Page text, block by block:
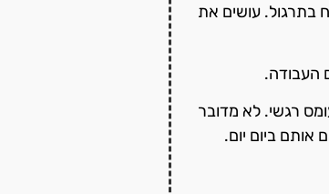
בתרגול. עושים את
העבודה.
רגשי. לא מדובר
אותם ביום יום.